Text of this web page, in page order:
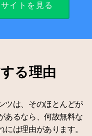
イトを見る
る理由
ツは、そのほとんどが
あるなら、何故無料な
は理由があります。